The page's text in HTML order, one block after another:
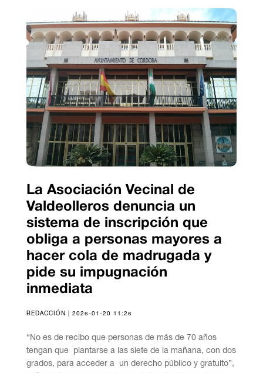
La Asociación Vecinal de
Valdeolleros denuncia un
sistema de inscripción que
obliga a personas mayores a
hacer cola de madrugada y
pide su impugnación
inmediata
REDACCIÓN | 2026-01-20 11:26
“No es de recibo que personas de más de 70 años
tengan que plantarse a las siete de la mañana, con dos
grados, para acceder a un derecho público y gratuito”,